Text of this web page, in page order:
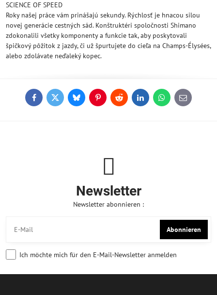
SCIENCE OF SPEED
Roky našej práce vám prinášajú sekundy. Rýchlosť je hnacou silou
novej generácie cestných sád. Konštruktéri spoločnosti Shimano
zdokonalili všetky komponenty a funkcie tak, aby poskytovali
špičkový pôžitok z jazdy, či už špurtujete do cieľa na Champs-Élysées,
alebo zdolávate neďaleký kopec.
FacebookTwitterBlueskyPinterestReddit LinkedInWhatsApp
E-
mail
Newsletter
Newsletter abonnieren :
Abonnieren
Ich möchte mich für den E-Mail-Newsletter anmelden